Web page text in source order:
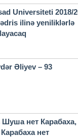
Universiteti 2018/
ilinə yeniliklərlə
Əliyev – 93
Шуша нет Карабаха,
нет